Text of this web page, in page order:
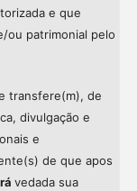
e que
ou patrimonial pelo
transfere(m), de
divulgação e
e
de que apos
vedada sua